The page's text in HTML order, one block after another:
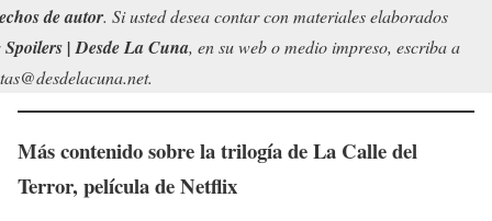
de autor. Si usted desea contar con materiales elaborados
Spoilers | Desde La Cuna, en su web o medio impreso, escriba a
Más contenido sobre la trilogía deLa Calle del
Terror, película de Netflix